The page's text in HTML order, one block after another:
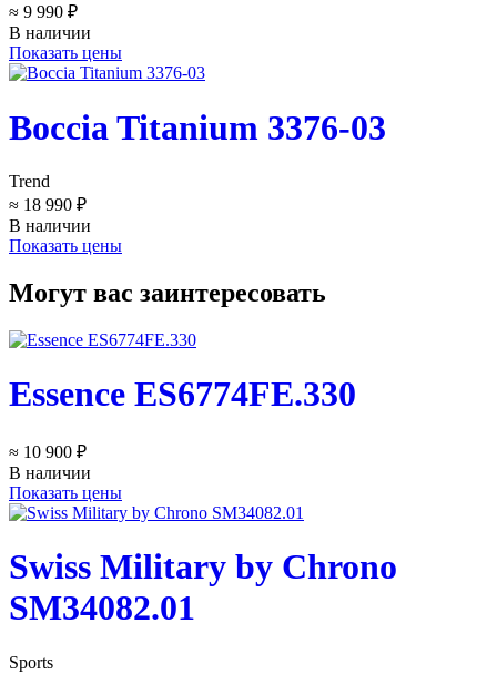
≈ 9 990 ₽
В наличии
Показать цены
Boccia Titanium 3376-03
Trend
≈ 18 990 ₽
В наличии
Показать цены
Могут вас заинтересовать
Essence ES6774FE.330
≈ 10 900 ₽
В наличии
Показать цены
Swiss Military by Chrono
SM34082.01
Sports